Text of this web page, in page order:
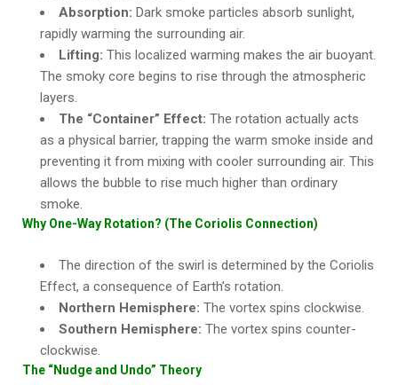
Absorption: Dark smoke particles absorb sunlight,
rapidly warming the surrounding air.
Lifting: This localized warming makes the air buoyant.
The smoky core begins to rise through the atmospheric
layers.
The “Container” Effect: The rotation actually acts
as a physical barrier, trapping the warm smoke inside and
preventing it from mixing with cooler surrounding air. This
allows the bubble to rise much higher than ordinary
smoke.
Why One-Way Rotation? (The Coriolis Connection)
The direction of the swirl is determined by the Coriolis
Effect, a consequence of Earth’s rotation.
Northern Hemisphere: The vortex spins clockwise.
Southern Hemisphere: The vortex spins counter-
clockwise.
The “Nudge and Undo” Theory